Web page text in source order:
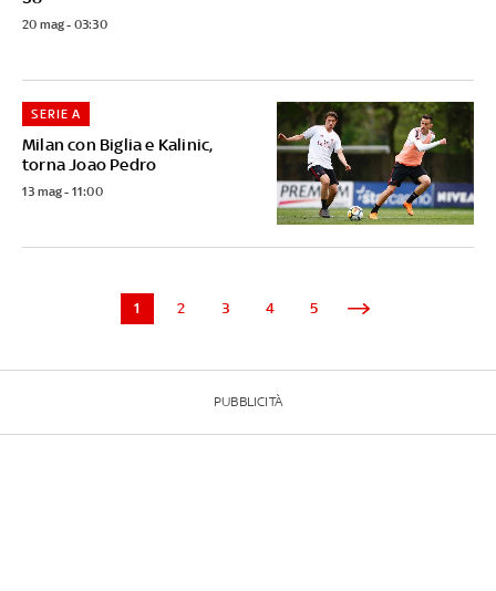
20 mag - 03:30
Milan con Biglia e Kalinic,
torna Joao Pedro
SERIE A
13 mag - 11:00
1 2 3 4 5
PUBBLICITÀ